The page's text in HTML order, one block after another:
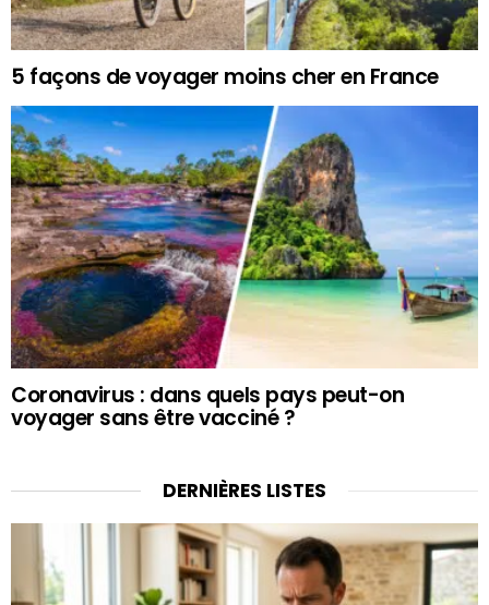
5 façons de voyager moins cher en France
Coronavirus : dans quels pays peut-on
voyager sans être vacciné ?
DERNIÈRES LISTES